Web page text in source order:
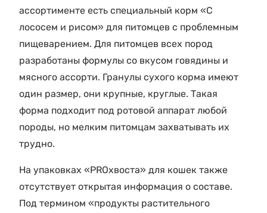
ассортименте есть специальный корм «С
лососем и рисом» для питомцев с проблемным
пищеварением. Для питомцев всех пород
разработаны формулы со вкусом говядины и
мясного ассорти. Гранулы сухого корма имеют
один размер, они крупные, круглые. Такая
форма подходит под ротовой аппарат любой
породы, но мелким питомцам захватывать их
трудно.
На упаковках «PROхвоста» для кошек также
отсутствует открытая информация о составе.
Под термином «продукты растительного